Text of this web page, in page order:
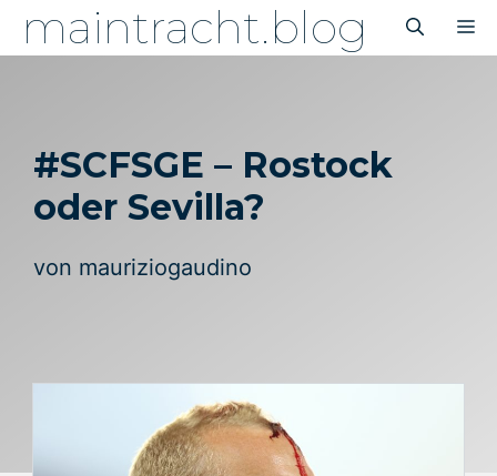
Inhaltmaintracht.blog
#SCFSGE – Rostock
oder Sevilla?
von mauriziogaudino